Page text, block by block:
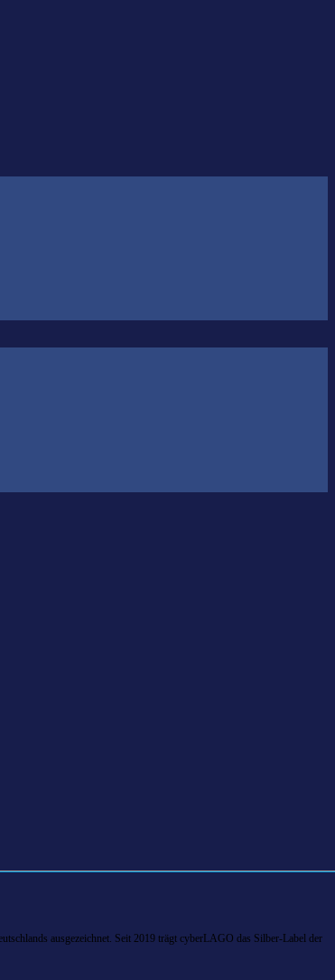
ausgezeichnet. Seit 2019 trägt cyberLAGO das Silber-Label der